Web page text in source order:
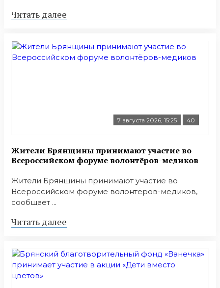
Читать далее
7 августа 2026, 15:25 40
Жители Брянщины принимают участие во
Всероссийском форуме волонтёров-медиков
Жители Брянщины принимают участие во
Всероссийском форуме волонтёров-медиков,
сообщает ...
Читать далее